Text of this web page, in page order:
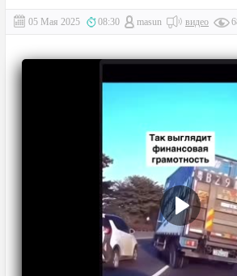
05 Мая 2025 08:30 masun видео